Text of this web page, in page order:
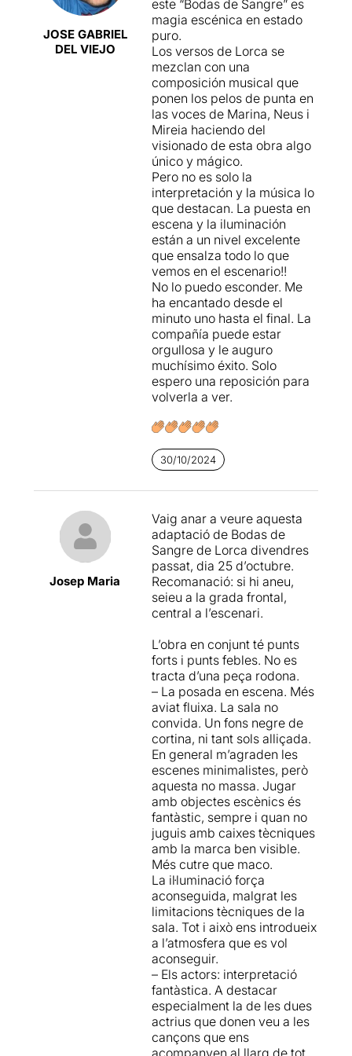
una de les altres grans fites
de Projecte Ingenu, que allò
que veiem sigui atemporal
sense necessitat de grans
escarafalls, amb austeritat i
voluntat d'anar fins al final,
de copsar l'essencial del
llenguatge deLorca
salmòdia dels versos, la
sensualitat, la violència
inherent a tot el que es
respira.
Ritmes i rimes ancestrals,
ecos que reverberen des de
fa cent anys i que encara
avui ens esclaten a la cara.
Gran teatre a l’Akademia.
enfocament.
Amb
Sangre,Projecte
Ingenutorna a explorar
l’univers de Lorca amb la
seva proposta
característica: una
combinació de minimalisme
escènic i una interpretació
visceral. La tragèdia rural de
Lorca, marcada per les
tensions entre passió i
tradició, pren vida en una
posada en escena austera,
on els actors transmeten
amb intensitat els conflictes
que creixen fins a un
desenllaç inevitablement
tràgic.
La posada en escena
deBodas de Sangrem’ha
deixat una profunda
empremta, tant pel seu
tractament innovador com
els actors. Una de les coses
que més m’ha impactat ha
estat l’ús de les veus: quan
o quatre veus alhora, sentia
transportés a una dimensió
més profunda, envoltant-me
amb les emocions i tensions
que traspassen el text de
Lorca.
També em va captivar la
interpretar diferents
personatges en una mateixa
escena, una demostració de
talent que no només confon,
sinó que enriqueix la història
amb matisos inesperats.
Aquest joc de múltiples veus
i papers afegeix una
complexitat que, lluny de
distreure, intensifica
l’impacte emocional de
l’obra.
La força de l’obra no només
es troba en les paraules de
Lorca, sinó també en la part
emocional que ens monstra
tota la companyia. Els actors
es mouen entre la poesia i la
violència, transformant
l’escenari en un espai ple de
vida, desig i, finalment, mort.
La música i la llum afegeixen
una capa de profunditat que
atrapa a l’espectador al
JOSE GABRIEL
DEL VIEJO
este “Bodas de Sangre” es
magia escénica en estado
puro.
Los versos de Lorca se
mezclan con una
composición musical que
ponen los pelos de punta en
las voces de Marina, Neus i
Mireia haciendo del
visionado de esta obra algo
único y mágico.
Pero no es solo la
interpretación y la música lo
que destacan. La puesta en
escena y la iluminación
están a un nivel excelente
que ensalza todo lo que
vemos en el escenario!!
No lo puedo esconder. Me
ha encantado desde el
minuto uno hasta el final. La
compañía puede estar
orgullosa y le auguro
muchísimo éxito. Solo
espero una reposición para
volverla a ver.
30/10/2024
Josep Maria
Vaig anar a veure aquesta
adaptació de Bodas de
Sangre de Lorca divendres
passat, dia 25 d’octubre.
Recomanació: si hi aneu,
seieu a la grada frontal,
central a l’escenari.
L’obra en conjunt té punts
forts i punts febles. No es
tracta d’una peça rodona.
– La posada en escena. Més
aviat fluixa. La sala no
convida. Un fons negre de
cortina, ni tant sols alliçada.
En general m’agraden les
escenes minimalistes, però
aquesta no massa. Jugar
amb objectes escènics és
fantàstic, sempre i quan no
juguis amb caixes tècniques
amb la marca ben visible.
Més cutre que maco.
La il·luminació força
aconseguida, malgrat les
limitacions tècniques de la
sala. Tot i això ens introdueix
a l’atmosfera que es vol
aconseguir.
– Els actors: interpretació
fantàstica. A destacar
especialment la de les dues
actrius que donen veu a les
cançons que ens
acompanyen al llarg de tot